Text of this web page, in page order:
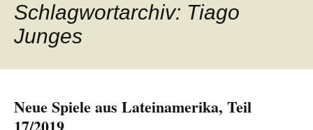
Schlagwortarchiv: Tiago
Junges
Neue Spiele aus Lateinamerika, Teil